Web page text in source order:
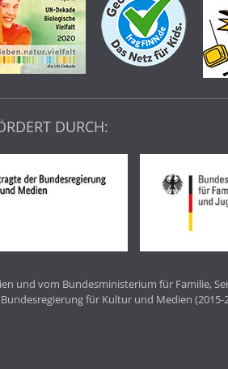
DURCH:
und vom Bundesministerium für Familie,
für Kultur und Medien (2015-